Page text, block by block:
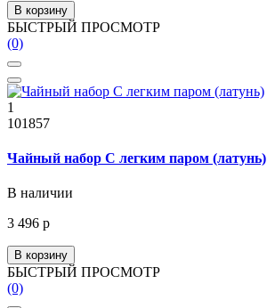
В корзину
БЫСТРЫЙ ПРОСМОТР
(0)
1
101857
Чайный набор С легким паром (латунь)
В наличии
3 496 р
В корзину
БЫСТРЫЙ ПРОСМОТР
(0)